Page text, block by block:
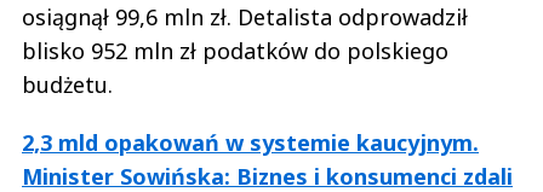
osiągnął 99,6 mln zł. Detalista odprowadził
blisko 952 mln zł podatków do polskiego
budżetu.
2,3 mld opakowań w systemie kaucyjnym.
Minister Sowińska: Biznes i konsumenci zdali